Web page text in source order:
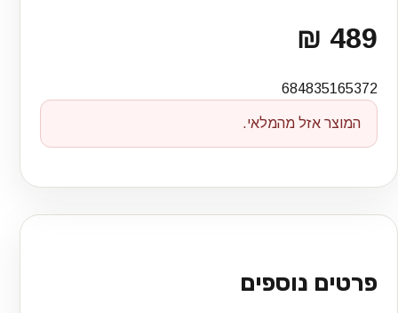
489 ₪
684835165372
המוצר אזל מהמלאי.
פרטים נוספים